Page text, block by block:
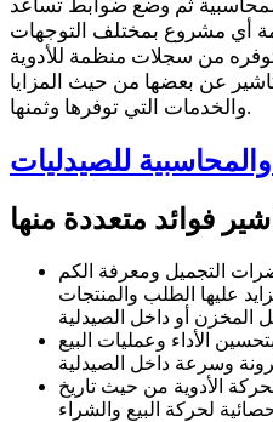
ثم وضع ضوابط تساعد
من سجلات منظمة للأدوية
عن بعضها من حيث المزايا
والخدمات التي توفرها وثمنها.
التجميل ومعرفة الكم
عليها الطلب والمنتجات
الأداء وعمليات البيع
الأدوية من حيث تاريخ
لحركة البيع والشراء